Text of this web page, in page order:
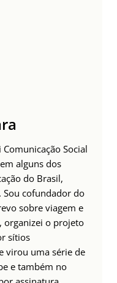
Social
alguns dos
do Brasil,
Sou cofundador do
sobre viagem e
organizei o projeto
sítios
virou uma série de
e também no